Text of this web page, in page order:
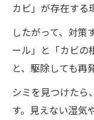
カビ」が存在する
したがって、対策
ール」と「カビの
と、駆除しても再
シミを見つけたら
す。見えない湿気